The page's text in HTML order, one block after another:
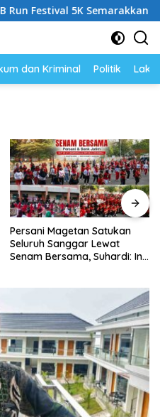
5K Semarakkan
dan Kriminal Politik
Persani Magetan Satukan
Seluruh Sanggar Lewat
Senam Bersama, Suhardi: Ini